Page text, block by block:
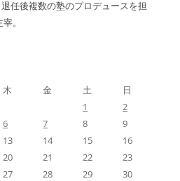
任後複数の塾のプロデュースを担
。
木 金 土
日
1
2
6 7 8
9
13 14 15
16
20 21 22
23
27 28 29
30